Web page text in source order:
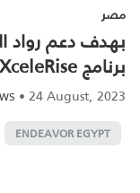
مصر
بهدف دعم رواد
برنامج XceleRise
•24 August, 2023
ENDEAVOR EGYPT